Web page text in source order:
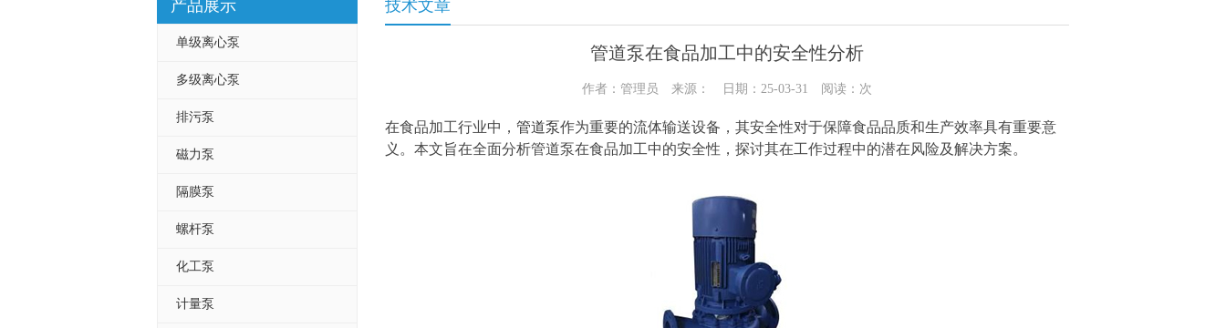
产品展示
单级离心泵
多级离心泵
排污泵
磁力泵
隔膜泵
螺杆泵
化工泵
计量泵
技术文章
管道泵在食品加工中的安全性分析
作者：管理员 来源： 日期：25-03-31 阅读：次
在食品加工行业中， 管道泵作为重要的流体输送设备，其安全性对于保障食品品质和生产效率具有重要意
义。本文旨在全面分析管道泵在食品加工中的安全性，探讨其在工作过程中的潜在风险及解决方案。